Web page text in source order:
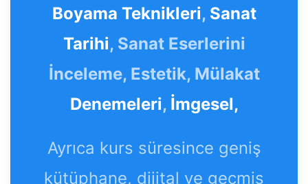
Boyama Teknikleri, Sanat
Tarihi, Sanat Eserlerini
İnceleme, Estetik, Mülakat
Denemeleri, İmgesel,
Ayrıca kurs süresince geniş
kütüphane, dijital ve geçmiş